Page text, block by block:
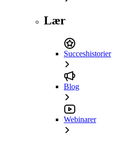
Lær
Succeshistorier
Blog
Webinarer